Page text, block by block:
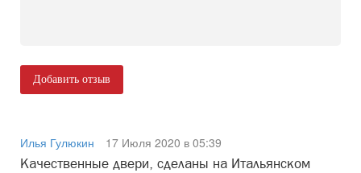
Добавить отзыв
Илья Гулюкин
17 Июля 2020 в 05:39
Качественные двери, сделаны на Итальянском